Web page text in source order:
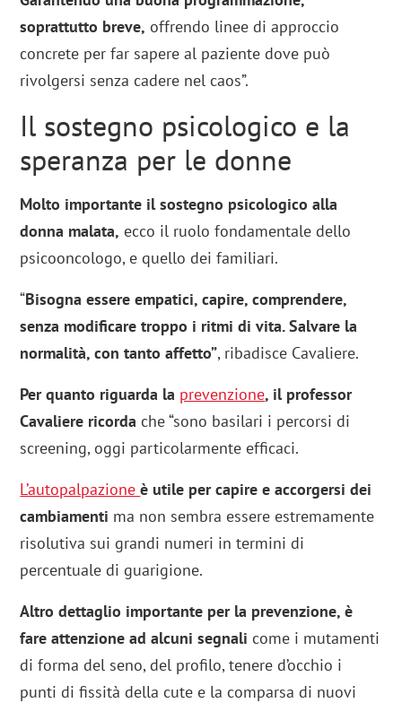
soprattutto breve, offrendo linee di approccio
concrete per far sapere al paziente dove può
rivolgersi senza cadere nel caos”.
Il sostegno psicologico e la
speranza per le donne
Molto importante il sostegno psicologico alla
donna malata, ecco il ruolo fondamentale dello
psicooncologo, e quello dei familiari.
“Bisogna essere empatici, capire, comprendere,
senza modificare troppo i ritmi di vita. Salvare la
normalità, con tanto affetto”, ribadisce Cavaliere.
Per quanto riguarda la prevenzione, il professor
Cavaliere ricorda che “sono basilari i percorsi di
screening, oggi particolarmente efficaci.
L’autopalpazioneè utile per capire e accorgersi dei
cambiamenti ma non sembra essere estremamente
risolutiva sui grandi numeri in termini di
percentuale di guarigione.
Altro dettaglio importante per la prevenzione, è
fare attenzione ad alcuni segnali come i mutamenti
di forma del seno, del profilo, tenere d’occhio i
punti di fissità della cute e la comparsa di nuovi